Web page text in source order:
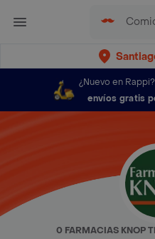
¿Nuevo en Rappi?
envíos gratis
0 FARMACIAS KNOP